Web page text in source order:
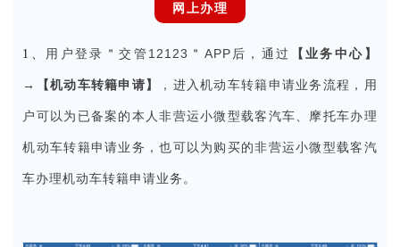
网上办理
1、 用户登录＂交管12123＂APP后，通过 【业务中心】
→【机动车转籍申请】 ，进入机动车转籍申请业务流程，用
户可以为已备案的本人非营运小微型载客汽车、摩托车办理
机动车转籍申请业务，也可以为购买的非营运小微型载客汽
车办理机动车转籍申请业务。